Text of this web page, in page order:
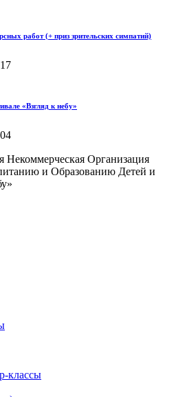
работ (+ приз зрительских симпатий)
«Взгляд к небу»
Некоммерческая Организация
и Образованию Детей и
классы